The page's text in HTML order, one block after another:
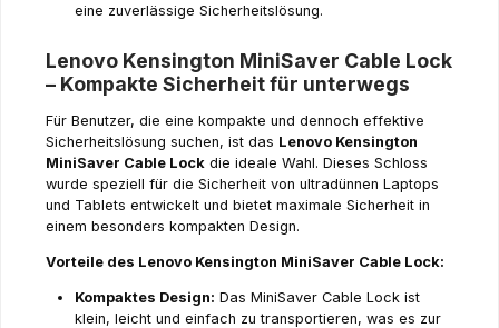
eine zuverlässige Sicherheitslösung.
Lenovo Kensington MiniSaver Cable Lock
– Kompakte Sicherheit für unterwegs
Für Benutzer, die eine kompakte und dennoch effektive
Sicherheitslösung suchen, ist das Lenovo Kensington
MiniSaver Cable Lock die ideale Wahl. Dieses Schloss
wurde speziell für die Sicherheit von ultradünnen Laptops
und Tablets entwickelt und bietet maximale Sicherheit in
einem besonders kompakten Design.
Vorteile des Lenovo Kensington MiniSaver Cable Lock:
Kompaktes Design: Das MiniSaver Cable Lock ist
klein, leicht und einfach zu transportieren, was es zur